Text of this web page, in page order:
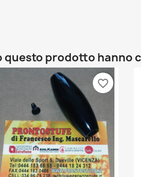
prodotto hanno
favorite_border